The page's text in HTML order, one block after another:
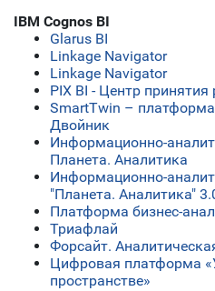
IBM Cognos BI
Glarus BI
Linkage Navigator
Linkage Navigator
PIX BI - Центр
SmartTwin –
Двойник
Информационно-
Планета. Аналитика
Информационно-
"Планета. Аналитика"
Платформа бизнес-
Триафлай
Форсайт.
Цифровая платформа
пространстве»